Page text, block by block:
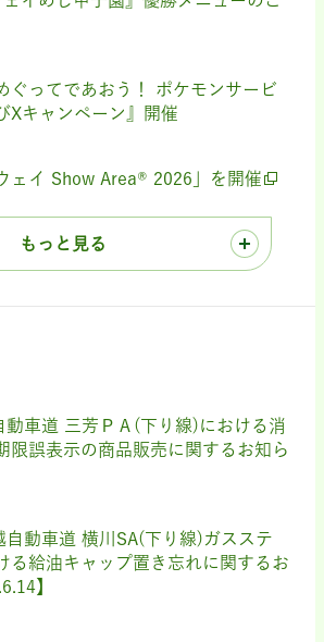
ぐってであおう！ ポケモンサービ
Xキャンペーン』開催
ェイ Show Area® 2026」を開催
もっと見る
動車道 三芳ＰＡ(下り線)における消
限誤表示の商品販売に関するお知ら
自動車道 横川SA(下り線)ガスステ
る給油キャップ置き忘れに関するお
】